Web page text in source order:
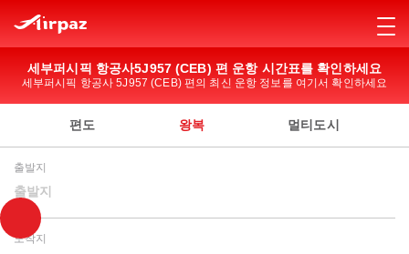
세부퍼시픽 항공사5J957 (CEB) 편 운항 시간표를 확인하세요
세부퍼시픽 항공사 5J957 (CEB) 편의 최신 운항 정보를 여기서 확인하세요
편도 왕복 멀티도시
출발지
출발지
도착지